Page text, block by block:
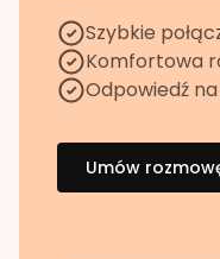
Szybkie
Komfortowa
Odpowiedź
Umów